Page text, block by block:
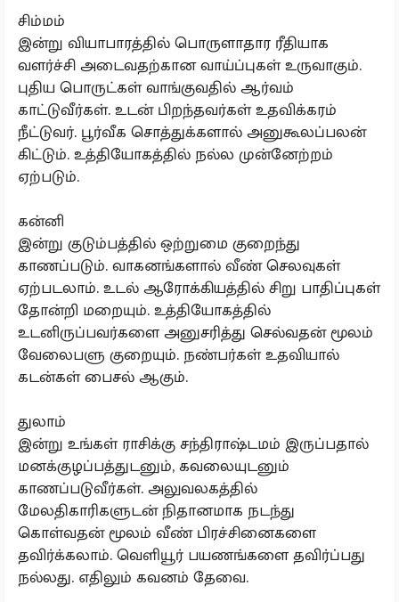
சிம்மம்
இன்று வியாபாரத்தில் பொருளாதார ரீதியாக
வளர்ச்சி அடைவதற்கான வாய்ப்புகள் உருவாகும்.
புதிய பொருட்கள் வாங்குவதில் ஆர்வம்
காட்டுவீர்கள். உடன் பிறந்தவர்கள் உதவிக்கரம்
நீட்டுவர். பூர்வீக சொத்துக்களால் அனுகூலப்பலன்
கிட்டும். உத்தியோகத்தில் நல்ல முன்னேற்றம்
ஏற்படும்.
கன்னி
இன்று குடும்பத்தில் ஒற்றுமை குறைந்து
காணப்படும். வாகனங்களால் வீண் செலவுகள்
ஏற்படலாம். உடல் ஆரோக்கியத்தில் சிறு பாதிப்புகள்
தோன்றி மறையும். உத்தியோகத்தில்
உடனிருப்பவர்களை அனுசரித்து செல்வதன் மூலம்
வேலைபளு குறையும். நண்பர்கள் உதவியால்
கடன்கள் பைசல் ஆகும்.
துலாம்
இன்று உங்கள் ராசிக்கு சந்திராஷ்டமம் இருப்பதால்
மனக்குழப்பத்துடனும், கவலையுடனும்
காணப்படுவீர்கள். அலுவலகத்தில்
மேலதிகாரிகளுடன் நிதானமாக நடந்து
கொள்வதன் மூலம் வீண் பிரச்சினைகளை
தவிர்க்கலாம். வெளியூர் பயணங்களை தவிர்ப்பது
நல்லது. எதிலும் கவனம் தேவை.